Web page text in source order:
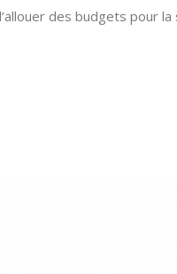
des budgets pour